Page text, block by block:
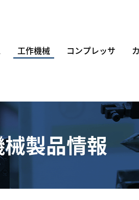
工作機械 コンプレッサ
製品情報